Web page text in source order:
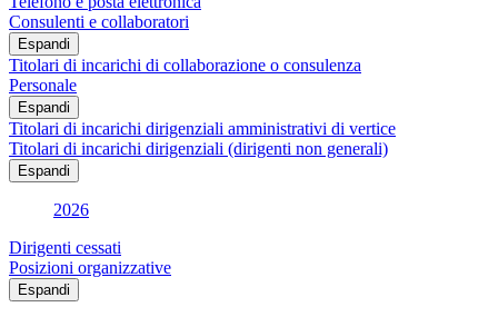
Consulenti e collaboratori
Espandi
Titolari di incarichi di collaborazione o consulenza
Personale
Espandi
Titolari di incarichi dirigenziali amministrativi di vertice
Titolari di incarichi dirigenziali (dirigenti non generali)
Espandi
2026
Dirigenti cessati
Posizioni organizzative
Espandi